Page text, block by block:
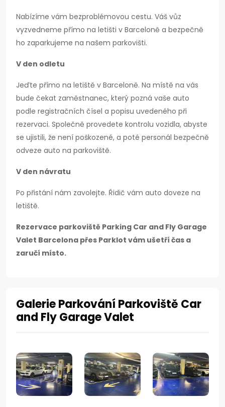
Nabízíme vám bezproblémovou cestu. Váš vůz
vyzvedneme přímo na letišti v Barceloně a bezpečně
ho zaparkujeme na našem parkovišti.
V den odletu
Jeďte přímo na letiště v Barceloně. Na místě na vás
bude čekat zaměstnanec, který pozná vaše auto
podle registračních čísel a popisu uvedeného při
rezervaci. Společně provedete kontrolu vozidla, abyste
se ujistili, že není poškozené, a poté personál bezpečně
odveze auto na parkoviště.
V den návratu
Po přistání nám zavolejte. Řidič vám auto doveze na
letiště.
Rezervace parkoviště Parking Car and Fly Garage
Valet Barcelona přes Parklot vám ušetří čas a
zaručí místo.
Galerie Parkování Parkoviště Car
and Fly Garage Valet